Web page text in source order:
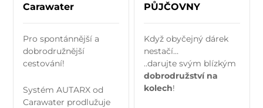
Carawater
Pro spontánnější a
dobrodružnější
cestování!
Systém AUTARX od
Carawater prodlužuje
PŮJČOVNY
Když obyčejný dárek
nestačí…
..darujte svým blízkým
dobrodružství na
kolech!